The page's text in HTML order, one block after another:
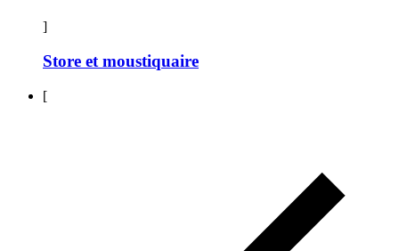
]
Store et moustiquaire
[